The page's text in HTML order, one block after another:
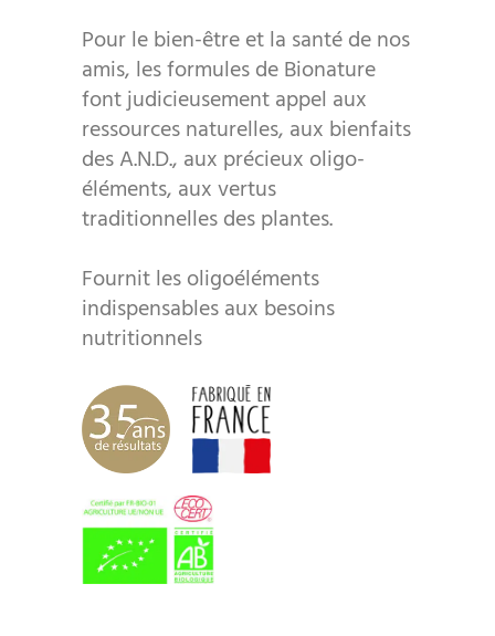
Pour le bien-être et la santé de nos
amis, les formules de Bionature
font judicieusement appel aux
ressources naturelles, aux bienfaits
des A.N.D., aux précieux oligo-
éléments, aux vertus
traditionnelles des plantes.
Fournit les oligoéléments
indispensables aux besoins
nutritionnels